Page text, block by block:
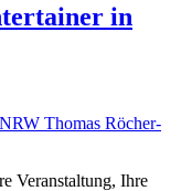
in
Veranstaltung, Ihre